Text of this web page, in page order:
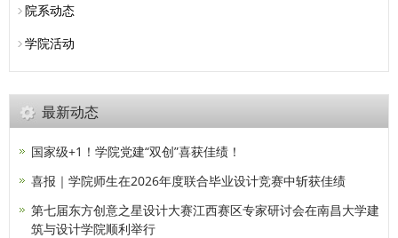
院系动态
学院活动
最新动态
国家级+1！学院党建“双创”喜获佳绩！
喜报｜学院师生在2026年度联合毕业设计竞赛中斩获佳绩
第七届东方创意之星设计大赛江西赛区专家研讨会在南昌大学建
筑与设计学院顺利举行